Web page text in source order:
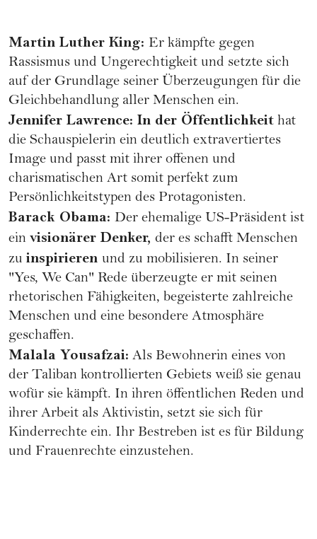
Martin Luther King: Er kämpfte gegen
Rassismus und Ungerechtigkeit und setzte sich
auf der Grundlage seiner Überzeugungen für die
Gleichbehandlung aller Menschen ein.
Jennifer Lawrence: In der Öffentlichkeit hat
die Schauspielerin ein deutlich extravertiertes
Image und passt mit ihrer offenen und
charismatischen Art somit perfekt zum
Persönlichkeitstypen des Protagonisten.
Barack Obama: Der ehemalige US-Präsident ist
ein visionärer Denker, der es schafft Menschen
zu inspirieren und zu mobilisieren. In seiner
"Yes, We Can" Rede überzeugte er mit seinen
rhetorischen Fähigkeiten, begeisterte zahlreiche
Menschen und eine besondere Atmosphäre
geschaffen.
Malala Yousafzai: Als Bewohnerin eines von
der Taliban kontrollierten Gebiets weiß sie genau
wofür sie kämpft. In ihren öffentlichen Reden und
ihrer Arbeit als Aktivistin, setzt sie sich für
Kinderrechte ein. Ihr Bestreben ist es für Bildung
und Frauenrechte einzustehen.